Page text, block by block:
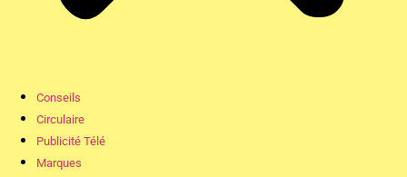
Conseils
Circulaire
Publicité Télé
Marques